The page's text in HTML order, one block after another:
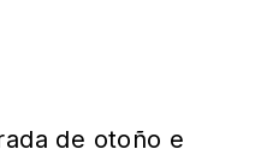
de otoño e